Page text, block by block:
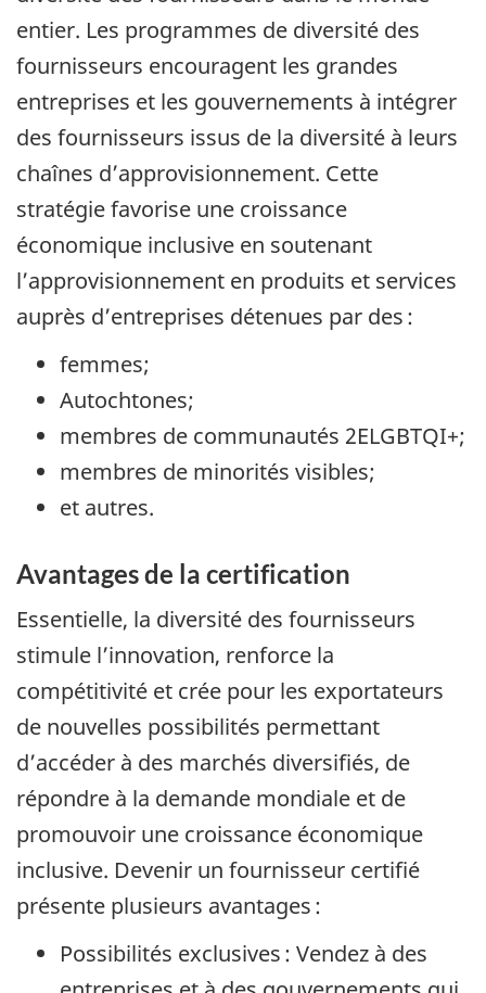
entier. Les programmes de diversité des
fournisseurs encouragent les grandes
entreprises et les gouvernements à intégrer
des fournisseurs issus de la diversité à leurs
chaînes d’approvisionnement. Cette
stratégie favorise une croissance
économique inclusive en soutenant
l’approvisionnement en produits et services
auprès d’entreprises détenues par des :
femmes;
Autochtones;
membres de communautés 2ELGBTQI+;
membres de minorités visibles;
et autres.
Avantages de la certification
Essentielle, la diversité des fournisseurs
stimule l’innovation, renforce la
compétitivité et crée pour les exportateurs
de nouvelles possibilités permettant
d’accéder à des marchés diversifiés, de
répondre à la demande mondiale et de
promouvoir une croissance économique
inclusive. Devenir un fournisseur certifié
présente plusieurs avantages :
Possibilités exclusives : Vendez à des